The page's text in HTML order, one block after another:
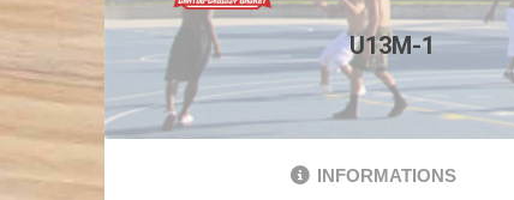
U13M-1
INFORMATIONS